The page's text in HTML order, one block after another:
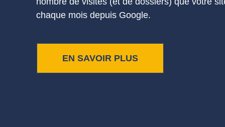
chaque mois depuis Google.
EN SAVOIR PLUS